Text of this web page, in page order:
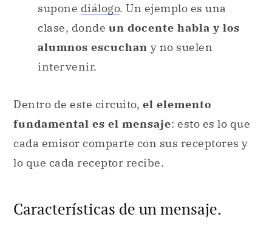
supone diálogo. Un ejemplo es una
clase, donde un docente habla y los
alumnos escuchan y no suelen
intervenir.
Dentro de este circuito, el elemento
fundamental es el mensaje: esto es lo que
cada emisor comparte con sus receptores y
lo que cada receptor recibe.
Características de un mensaje.